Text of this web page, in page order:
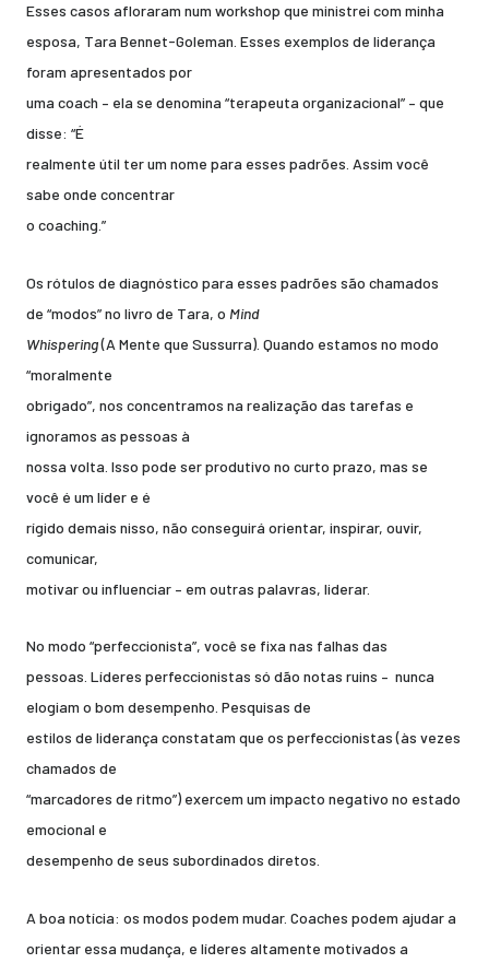
Esses casos afloraram num workshop que ministrei com minha
esposa, Tara Bennet-Goleman. Esses exemplos de liderança
foram apresentados por
uma coach – ela se denomina “terapeuta organizacional” – que
disse: “É
realmente útil ter um nome para esses padrões. Assim você
sabe onde concentrar
o coaching.”
Os rótulos de diagnóstico para esses padrões são chamados
de “modos” no livro de Tara, o Mind
Whispering(A Mente que Sussurra). Quando estamos no modo
“moralmente
obrigado”, nos concentramos na realização das tarefas e
ignoramos as pessoas à
nossa volta. Isso pode ser produtivo no curto prazo, mas se
você é um líder e é
rígido demais nisso, não conseguirá orientar, inspirar, ouvir,
comunicar,
motivar ou influenciar – em outras palavras, liderar.
No modo “perfeccionista”, você se fixa nas falhas das
pessoas. Líderes perfeccionistas só dão notas ruins – nunca
elogiam o bom desempenho. Pesquisas de
estilos de liderança constatam que os perfeccionistas (às vezes
chamados de
“marcadores de ritmo”) exercem um impacto negativo no estado
emocional e
desempenho de seus subordinados diretos.
A boa notícia: os modos podem mudar. Coaches podem ajudar a
orientar essa mudança, e líderes altamente motivados a